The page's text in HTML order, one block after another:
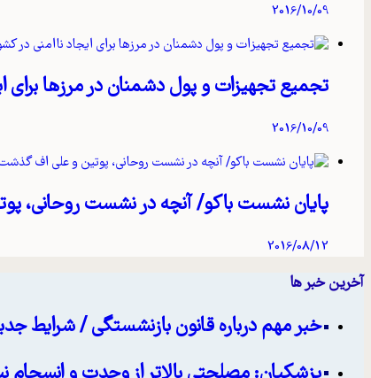
2016/10/09
تجمیع تجهیزات و پول دشمنان در مرزها برای
2016/10/09
پایان نشست باکو/ آنچه در نشست روحانی،
2016/08/12
آخرین خبر ها
خبر مهم درباره قانون بازنشستگی / شرایط